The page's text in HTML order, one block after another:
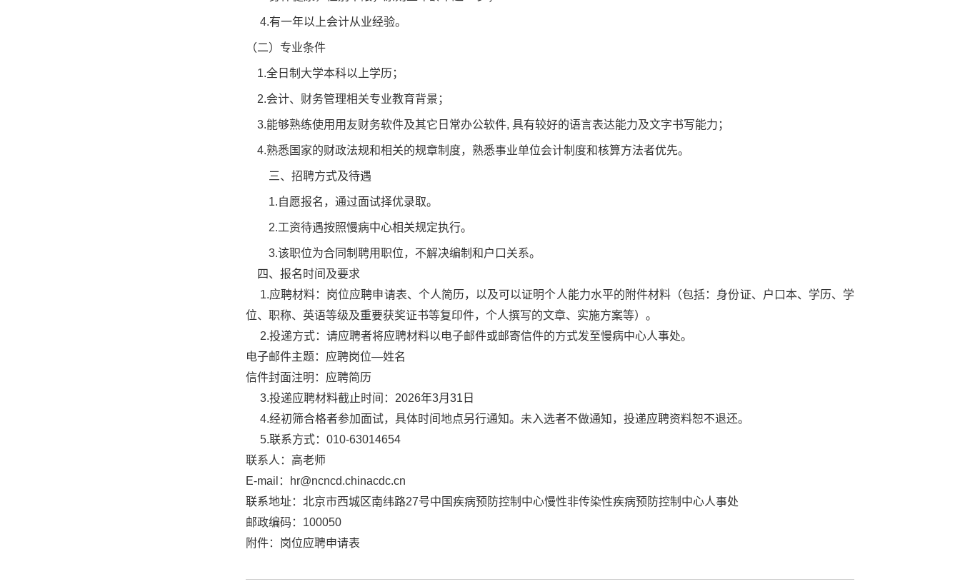
4.有一年以上会计从业经验。
（二）专业条件
1.全日制大学本科以上学历；
2.会计、财务管理相关专业教育背景；
3.能够熟练使用用友财务软件及其它日常办公软件, 具有较好的语言表达能力及文字书写能力；
4.熟悉国家的财政法规和相关的规章制度，熟悉事业单位会计制度和核算方法者优先。
三、招聘方式及待遇
1.自愿报名，通过面试择优录取。
2.工资待遇按照慢病中心相关规定执行。
3.该职位为合同制聘用职位，不解决编制和户口关系。
四、报名时间及要求
1.应聘材料：岗位应聘申请表、个人简历，以及可以证明个人能力水平的附件材料（包括：身份证、户口本、学历、学
位、职称、英语等级及重要获奖证书等复印件，个人撰写的文章、实施方案等）。
2.投递方式：请应聘者将应聘材料以电子邮件或邮寄信件的方式发至慢病中心人事处。
电子邮件主题：应聘岗位—姓名
信件封面注明：应聘简历
3.投递应聘材料截止时间：2026年3月31日
4.经初筛合格者参加面试，具体时间地点另行通知。未入选者不做通知，投递应聘资料恕不退还。
5.联系方式： 010-63014654
联系人：高老师
E-mail：
hr@ncncd.chinacdc.cn
联系地址：北京市西城区南纬路27号中国疾病预防控制中心慢性非传染性疾病预防控制中心人事处
邮政编码： 100050
附件：岗位应聘申请表